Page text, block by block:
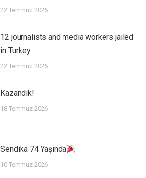
22 Temmuz 2026
12 journalists and media workers jailed
in Turkey
22 Temmuz 2026
Kazandık!
18 Temmuz 2026
Sendika 74 Yaşında
10 Temmuz 2026